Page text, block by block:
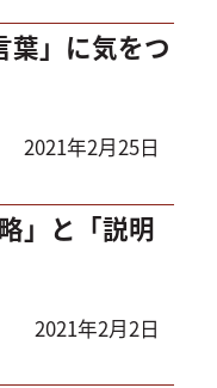
葉」に気をつ
2021年2月25日
」と「説明
2021年2月2日